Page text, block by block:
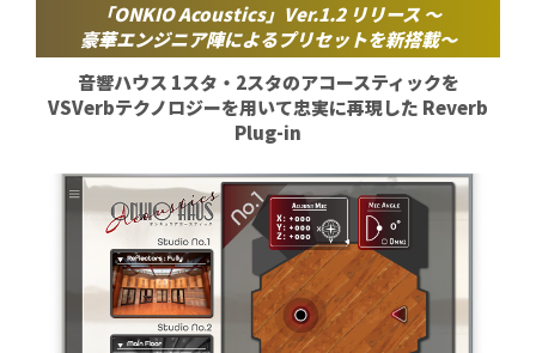
「ONKIO Acoustics」Ver.1.2 リリース〜
豪華エンジニア陣によるプリセットを新搭載〜
音響ハウス 1スタ・2スタのアコースティックを
VSVerbテクノロジーを用いて忠実に再現した Reverb
Plug-in